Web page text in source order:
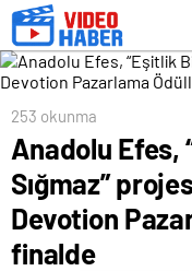
Ödülleri’nde finalde
253 okunma
Anadolu Efes,
Sığmaz”
Devotion
finalde